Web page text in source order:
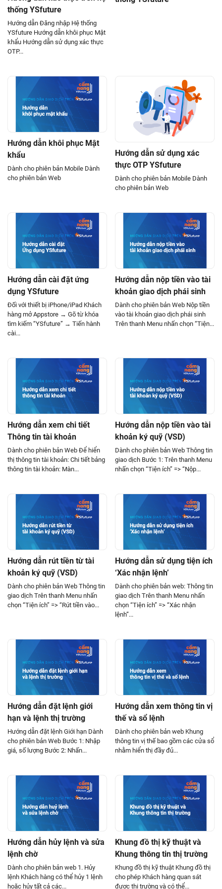
thống YSfuture
Hướng dẫn Đăng nhập Hệ thống
YSfuture Hướng dẫn khôi phục Mật
khẩu Hướng dẫn sử dụng xác thực
OTP...
Hướng dẫn khôi phục Mật
khẩu
Dành cho phiên bản Mobile Dành
cho phiên bản Web
Hướng dẫn sử dụng xác
thực OTP YSfuture
Dành cho phiên bản Mobile Dành
cho phiên bản Web
Hướng dẫn cài đặt ứng
dụng YSfuture
Đối với thiết bị iPhone/iPad Khách
hàng mở Appstore → Gõ từ khóa
tìm kiếm “YSfuture” → Tiến hành
cài...
Hướng dẫn nộp tiền vào tài
khoản giao dịch phái sinh
Dành cho phiên bản Web Nộp tiền
vào tài khoản giao dịch phái sinh
Trên thanh Menu nhấn chọn “Tiện...
Hướng dẫn xem chi tiết
Thông tin tài khoản
Dành cho phiên bản Web Để hiển
thị thông tin tài khoản: Chi tiết bảng
thông tin tài khoản: Màn...
Hướng dẫn nộp tiền vào tài
khoản ký quỹ (VSD)
Dành cho phiên bản Web Thông tin
giao dịch Bước 1: Trên thanh Menu
nhấn chọn “Tiện ích” => “Nộp...
Hướng dẫn rút tiền từ tài
khoản ký quỹ (VSD)
Dành cho phiên bản Web Thông tin
giao dịch Trên thanh Menu nhấn
chọn “Tiện ích” => “Rút tiền vào...
Hướng dẫn sử dụng tiện ích
‘Xác nhận lệnh’
Dành cho phiên bản web: Thông tin
giao dịch Trên thanh Menu nhấn
chọn “Tiện ích” => “Xác nhận
lệnh”...
Hướng dẫn đặt lệnh giới
hạn và lệnh thị trường
Hướng dẫn đặt lệnh Giới hạn Dành
cho phiên bản Web Bước 1: Nhập
giá, số lượng Bước 2: Nhấn...
Hướng dẫn xem thông tin vị
thế và sổ lệnh
Dành cho phiên bản web Khung
thông tin vị thế bao gồm các cửa sổ
nhằm hiển thị đầy đủ...
Hướng dẫn hủy lệnh và sửa
lệnh chờ
Dành cho phiên bản web 1. Hủy
lệnh Khách hàng có thể hủy 1 lệnh
hoặc hủy tất cả các...
Khung đồ thị kỹ thuật và
Khung thông tin thị trường
Khung đồ thị kỹ thuật Khung đồ thị
cho phép Khách hàng quan sát
được thị trường và có thể...